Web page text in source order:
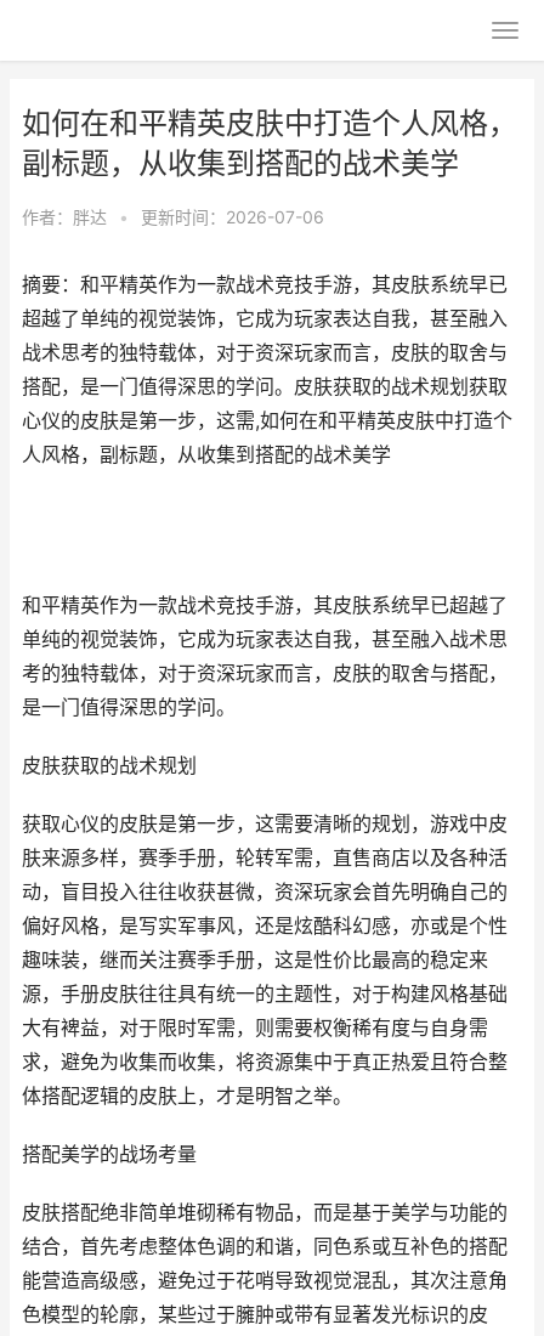
如何在和平精英皮肤中打造个人风格，
副标题，从收集到搭配的战术美学
作者： 胖达 • 更新时间：2026-07-06
摘要：和平精英作为一款战术竞技手游，其皮肤系统早已
超越了单纯的视觉装饰，它成为玩家表达自我，甚至融入
战术思考的独特载体，对于资深玩家而言，皮肤的取舍与
搭配，是一门值得深思的学问。皮肤获取的战术规划获取
心仪的皮肤是第一步，这需,如何在和平精英皮肤中打造个
人风格，副标题，从收集到搭配的战术美学
和平精英作为一款战术竞技手游，其皮肤系统早已超越了
单纯的视觉装饰，它成为玩家表达自我，甚至融入战术思
考的独特载体，对于资深玩家而言，皮肤的取舍与搭配，
是一门值得深思的学问。
皮肤获取的战术规划
获取心仪的皮肤是第一步，这需要清晰的规划，游戏中皮
肤来源多样，赛季手册，轮转军需，直售商店以及各种活
动，盲目投入往往收获甚微，资深玩家会首先明确自己的
偏好风格，是写实军事风，还是炫酷科幻感，亦或是个性
趣味装，继而关注赛季手册，这是性价比最高的稳定来
源，手册皮肤往往具有统一的主题性，对于构建风格基础
大有裨益，对于限时军需，则需要权衡稀有度与自身需
求，避免为收集而收集，将资源集中于真正热爱且符合整
体搭配逻辑的皮肤上，才是明智之举。
搭配美学的战场考量
皮肤搭配绝非简单堆砌稀有物品，而是基于美学与功能的
结合，首先考虑整体色调的和谐，同色系或互补色的搭配
能营造高级感，避免过于花哨导致视觉混乱，其次注意角
色模型的轮廓，某些过于臃肿或带有显著发光标识的皮